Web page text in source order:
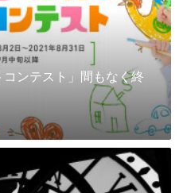
ンテスト」間もなく終